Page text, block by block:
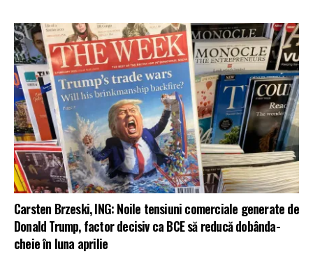
Carsten Brzeski, ING: Noile tensiuni comerciale generate de
Donald Trump, factor decisiv ca BCE să reducă dobânda-
cheie în luna aprilie